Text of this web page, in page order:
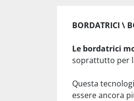
BORDATRICI \
Le bordatrici
soprattutto per
Questa
essere ancora